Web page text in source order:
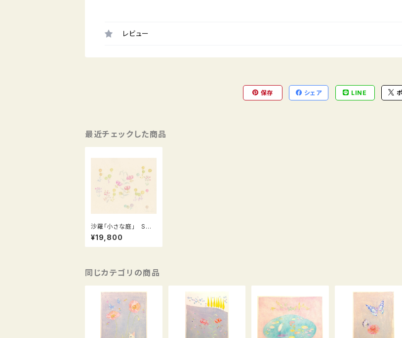
レビュー
保存 シェア LINE
最近チェックした商品
沙羅「小さな庭」 Sma
ll Garden シリーズ（L
−21）
¥19,800
同じカテゴリの商品